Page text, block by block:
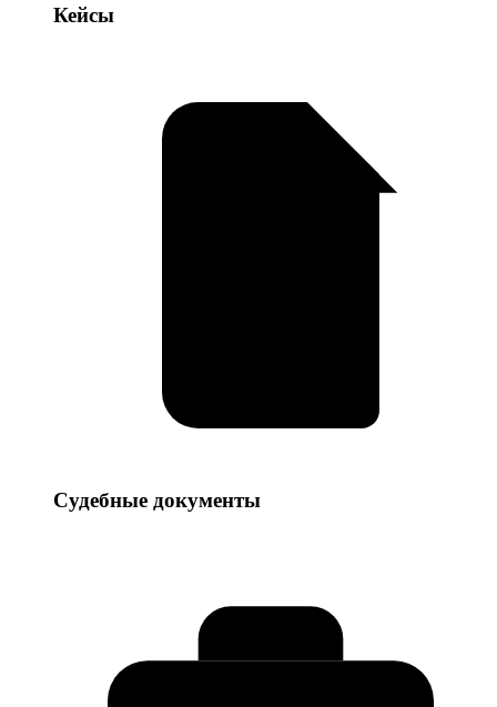
Кейсы
Кейсы
Судебные
Судебные документы